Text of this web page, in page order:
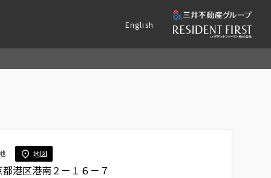
English
地図
港区港南２－１６－７